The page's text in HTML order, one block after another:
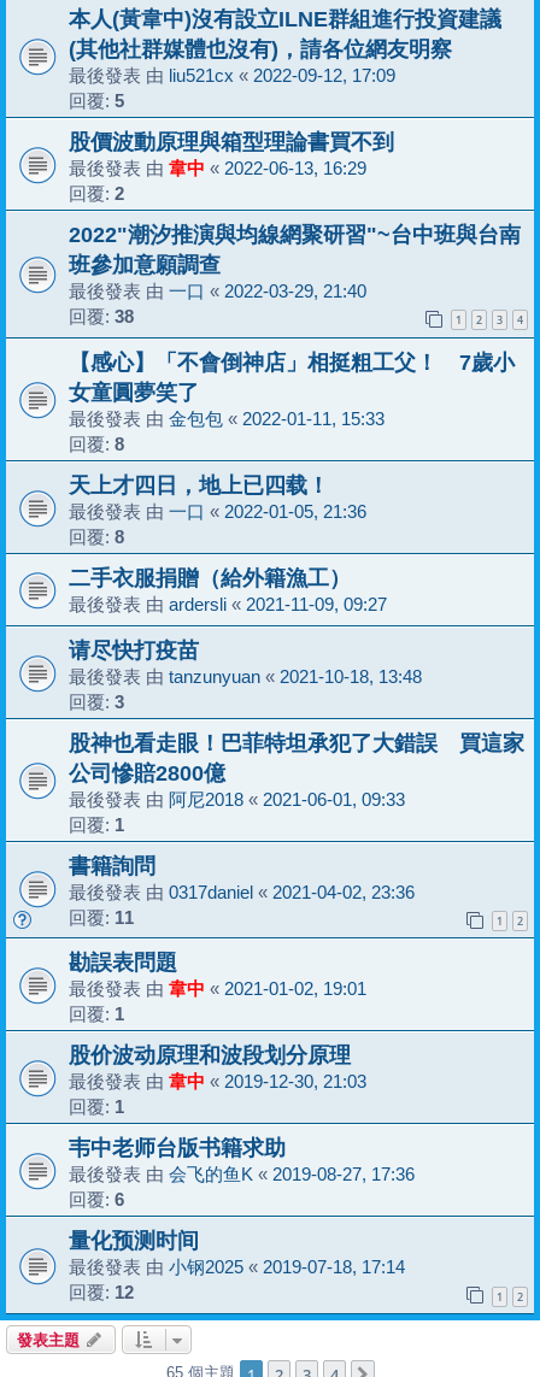
本人(黃韋中)沒有設立ILNE群組進行投資建議
(其他社群媒體也沒有)，請各位網友明察
最後發表 由 liu521cx « 2022-09-12, 17:09
回覆: 5
股價波動原理與箱型理論書買不到
最後發表 由 韋中 « 2022-06-13, 16:29
回覆: 2
2022"潮汐推演與均線網聚研習"~台中班與台南
班參加意願調查
最後發表 由 一口 « 2022-03-29, 21:40
回覆: 38 1 2 3 4
【感心】「不會倒神店」相挺粗工父！ 7歲小
女童圓夢笑了
最後發表 由 金包包 « 2022-01-11, 15:33
回覆: 8
天上才四日，地上已四载！
最後發表 由 一口 « 2022-01-05, 21:36
回覆: 8
二手衣服捐贈（給外籍漁工）
最後發表 由 ardersli « 2021-11-09, 09:27
请尽快打疫苗
最後發表 由 tanzunyuan « 2021-10-18, 13:48
回覆: 3
股神也看走眼！巴菲特坦承犯了大錯誤 買這家
公司慘賠2800億
最後發表 由 阿尼2018 « 2021-06-01, 09:33
回覆: 1
書籍詢問
最後發表 由 0317daniel « 2021-04-02, 23:36
回覆: 11 1 2
勘誤表問題
最後發表 由 韋中 « 2021-01-02, 19:01
回覆: 1
股价波动原理和波段划分原理
最後發表 由 韋中 « 2019-12-30, 21:03
回覆: 1
韦中老师台版书籍求助
最後發表 由 会飞的鱼K « 2019-08-27, 17:36
回覆: 6
量化预测时间
最後發表 由 小钢2025 « 2019-07-18, 17:14
回覆: 12 1 2
發表主題